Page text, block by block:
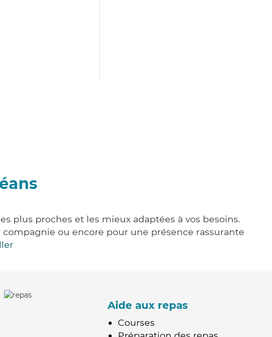
plus proches et les mieux adaptées à vos besoins.
ou encore pour une présence rassurante
Aide aux repas
Courses